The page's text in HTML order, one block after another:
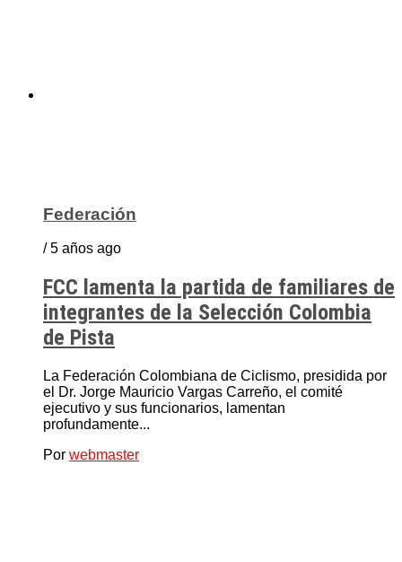
Federación
/ 5 años ago
FCC lamenta la partida de familiares de
integrantes de la Selección Colombia
de Pista
La Federación Colombiana de Ciclismo, presidida por
el Dr. Jorge Mauricio Vargas Carreño, el comité
ejecutivo y sus funcionarios, lamentan
profundamente...
Por webmaster